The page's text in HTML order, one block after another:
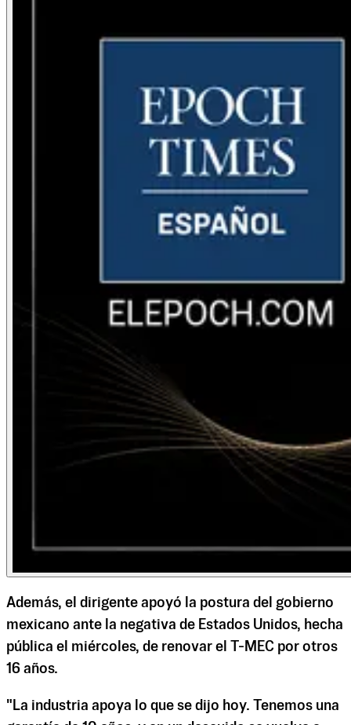
Además, el dirigente apoyó la postura del gobierno
mexicano ante la negativa de Estados Unidos, hecha
pública el miércoles, de renovar el T-MEC por otros
16 años.
"La industria apoya lo que se dijo hoy. Tenemos una